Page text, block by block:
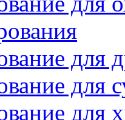
для
для
для